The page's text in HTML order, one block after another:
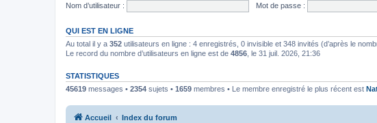
Nom d’utilisateur :
Mot de passe :
QUI EST EN LIGNE
Au total il y a 352 utilisateurs en ligne : 4 enregistrés, 0 invisible et 348 invités (d’après le
Le record du nombre d’utilisateurs en ligne est de 4856 , le 31 juil. 2026, 21:36
STATISTIQUES
45619 messages • 2354 sujets • 1659 membres • Le membre enregistré le plus récent est
Accueil Index du forum